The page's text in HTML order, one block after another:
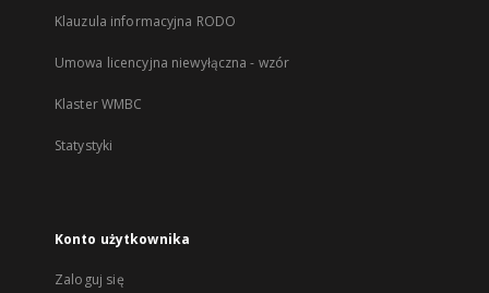
Klauzula informacyjna RODO
Umowa licencyjna niewyłączna - wzór
Klaster WMBC
Statystyki
Konto użytkownika
Zaloguj się